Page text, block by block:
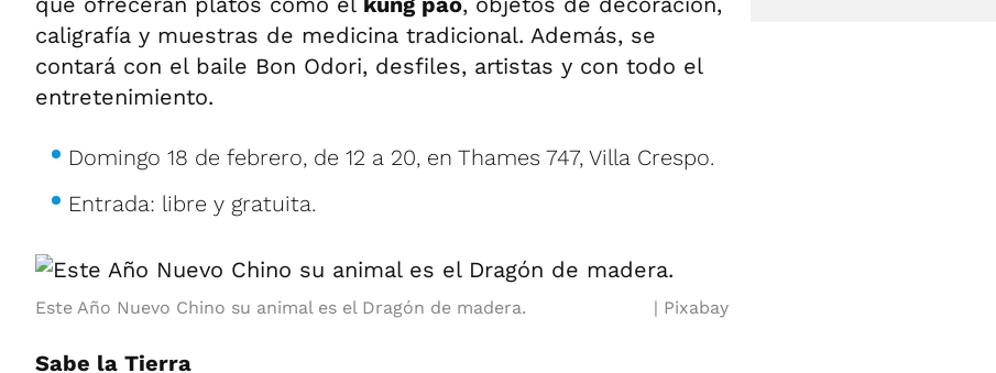
caligrafía y muestras de medicina tradicional. Además, se
contará con el baile Bon Odori, desfiles, artistas y con todo el
entretenimiento.
Domingo 18 de febrero, de 12 a 20, en Thames 747, Villa Crespo.
Entrada: libre y gratuita.
Este Año Nuevo Chino su animal es el Dragón de madera. Pixabay
Sabe la Tierra